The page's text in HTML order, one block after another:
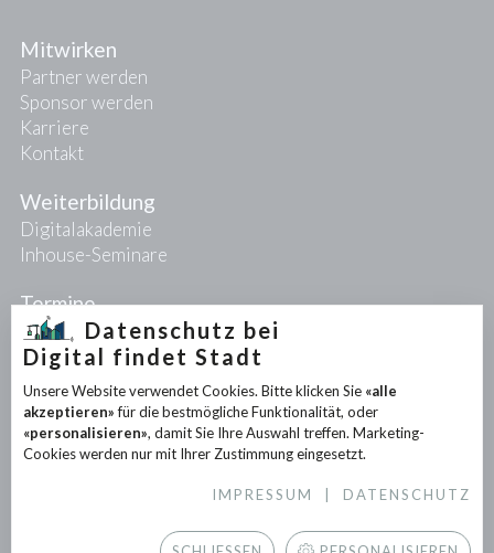
Mitwirken
Partner werden
Sponsor werden
Karriere
Kontakt
Weiterbildung
Digitalakademie
Inhouse-Seminare
Termine
Projekte
PIONEER-Projekte
Forschungsprojekte
Partnerprojekte
Datenschutz bei
Digital findet Stadt
Unsere Website verwendet Cookies. Bitte klicken Sie «alle
akzeptieren»für die bestmögliche Funktionalität, oder
«personalisieren», damit Sie Ihre Auswahl treffen. Marketing-
Cookies werden nur mit Ihrer Zustimmung eingesetzt.
IMPRESSUM DATENSCHUTZ